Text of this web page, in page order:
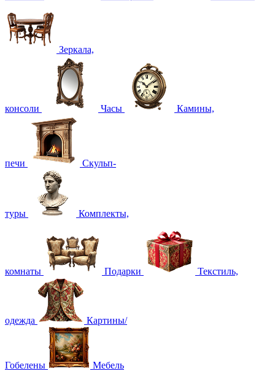
Зеркала,
консоли Часы Камины,
печи Скульп-
туры Комплекты,
комнаты Подарки Текстиль,
одежда Картины/
Гобелены Мебель